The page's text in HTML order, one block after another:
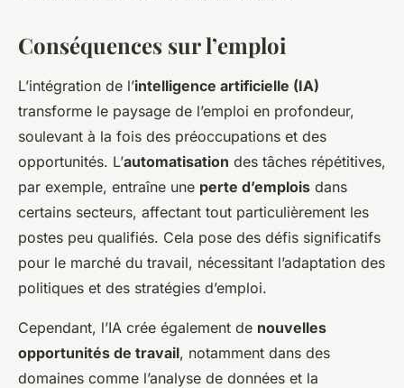
Conséquences sur l’emploi
L’intégration de l’intelligence artificielle (IA)
transforme le paysage de l’emploi en profondeur,
soulevant à la fois des préoccupations et des
opportunités. L’automatisation des tâches répétitives,
par exemple, entraîne une perte d’emplois dans
certains secteurs, affectant tout particulièrement les
postes peu qualifiés. Cela pose des défis significatifs
pour le marché du travail, nécessitant l’adaptation des
politiques et des stratégies d’emploi.
Cependant, l’IA crée également de nouvelles
opportunités de travail, notamment dans des
domaines comme l’analyse de données et la